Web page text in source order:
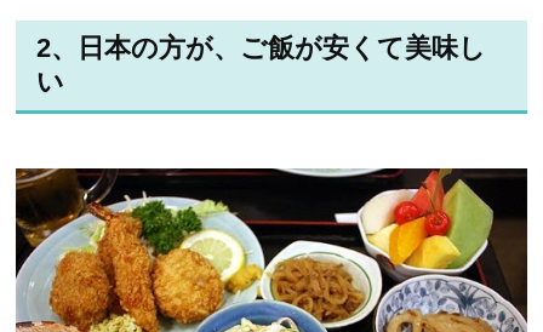
2、日本の方が、ご飯が安くて美味し
い